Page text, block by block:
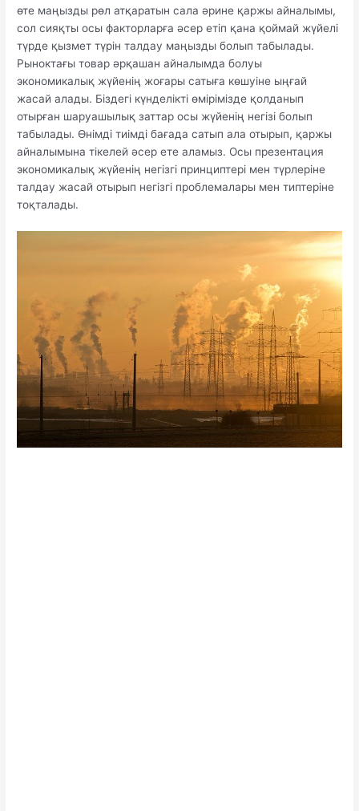
өте маңызды рөл атқаратын сала әрине қаржы айналымы,
сол сияқты осы факторларға әсер етіп қана қоймай жүйелі
түрде қызмет түрін талдау маңызды болып табылады.
Рыноктағы товар әрқашан айналымда болуы
экономикалық жүйенің жоғары сатыға көшуіне ыңғай
жасай алады. Біздегі күнделікті өмірімізде қолданып
отырған шаруашылық заттар осы жүйенің негізі болып
табылады. Өнімді тиімді бағада сатып ала отырып, қаржы
айналымына тікелей әсер ете аламыз. Осы презентация
экономикалық жүйенің негізгі принциптері мен түрлеріне
талдау жасай отырып негізгі проблемалары мен типтеріне
тоқталады.